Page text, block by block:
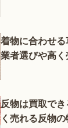
着物に合わせ
業者選びや高
反物は買取で
く売れる反物